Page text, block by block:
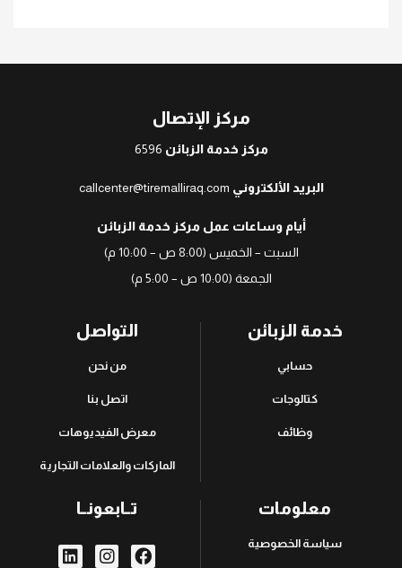
مركز الإتصال
مركز خدمة الزبائن 6596
البريد الألكتروني callcenter@tiremalliraq.com
أيام وساعات عمل مركز خدمة الزبائن
السبت – الخميس (8:00 ص – 10:00 م)
الجمعة (10:00 ص – 5:00 م)
خدمة الزبائن
حسابي
كتالوجات
وظائف
التواصل
من نحن
اتصل بنا
معرض الفيديوهات
الماركات والعلامات التجارية
معلومات
سياسة الخصوصية
تــابعونــا